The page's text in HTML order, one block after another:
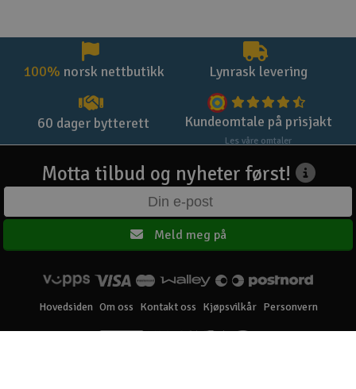
100% norsk nettbutikk Lynrask levering
60 dager bytterett Kundeomtale på prisjakt
Les våre omtaler
Motta tilbud og nyheter først!
Meld meg på
Hovedsiden Om oss Kontakt oss Kjøpsvilkår Personvern